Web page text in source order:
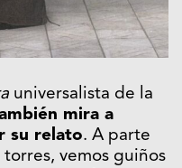
universalista de la
mira a
su relato. A parte
vemos guiños